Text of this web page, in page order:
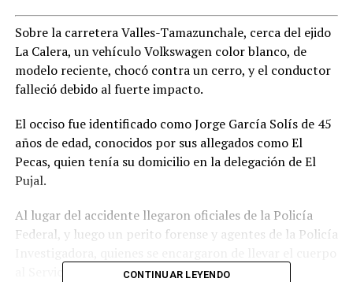
Sobre la carretera Valles-Tamazunchale, cerca del ejido
La Calera, un vehículo Volkswagen color blanco, de
modelo reciente, chocó contra un cerro, y el conductor
falleció debido al fuerte impacto.
El occiso fue identificado como Jorge García Solís de 45
años de edad, conocidos por sus allegados como El
Pecas, quien tenía su domicilio en la delegación de El
Pujal.
Al lugar del accidente llegaron oficiales de la Policía
Federal, y luego un perito forense y agentes de la Policía
al Servicio Médico Legal.CONTINUAR LEYENDO